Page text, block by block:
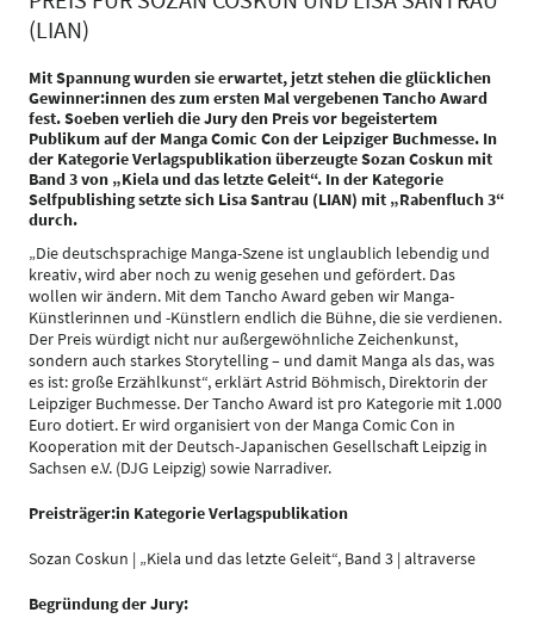
(LIAN)
Mit Spannung wurden sie erwartet, jetzt stehen die glücklichen
Gewinner:innen des zum ersten Mal vergebenen Tancho Award
fest. Soeben verlieh die Jury den Preis vor begeistertem
Publikum auf der Manga Comic Con der Leipziger Buchmesse. In
der Kategorie Verlagspublikation überzeugte Sozan Coskun mit
Band 3 von „Kiela und das letzte Geleit“. In der Kategorie
Selfpublishing setzte sich Lisa Santrau (LIAN) mit „Rabenfluch 3“
durch.
„Die deutschsprachige Manga-Szene ist unglaublich lebendig und
kreativ, wird aber noch zu wenig gesehen und gefördert. Das
wollen wir ändern. Mit dem Tancho Award geben wir Manga-
Künstlerinnen und -Künstlern endlich die Bühne, die sie verdienen.
Der Preis würdigt nicht nur außergewöhnliche Zeichenkunst,
sondern auch starkes Storytelling – und damit Manga als das, was
es ist: große Erzählkunst“, erklärt Astrid Böhmisch, Direktorin der
Leipziger Buchmesse. Der Tancho Award ist pro Kategorie mit 1.000
Euro dotiert. Er wird organisiert von der Manga Comic Con in
Kooperation mit der Deutsch-Japanischen Gesellschaft Leipzig in
Sachsen e.V. (DJG Leipzig) sowie Narradiver.
Preisträger:in Kategorie Verlagspublikation
Sozan Coskun | „Kiela und das letzte Geleit“, Band 3 | altraverse
Begründung der Jury: